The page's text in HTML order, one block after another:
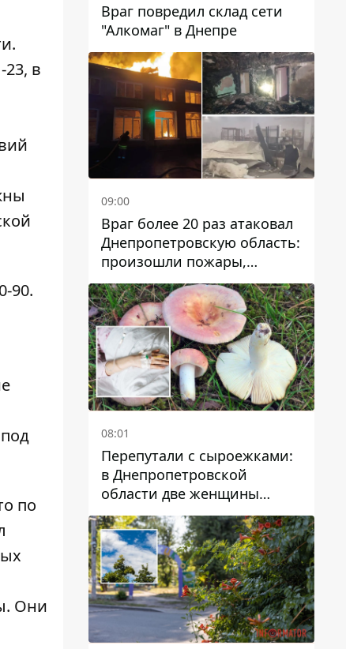
в
90.
по
Они
Враг повредил склад сети
"Алкомаг" в Днепре
09:00
Враг более 20 раз атаковал
Днепропетровскую область:
произошли пожары,
повреждены дома,
инфраструктура и авто
08:01
Перепутали с сыроежками:
в Днепропетровской
области две женщины
отравились грибами